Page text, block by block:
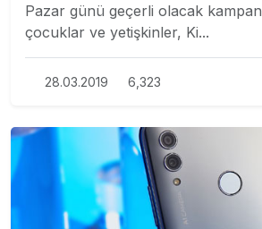
Pazar günü geçerli olacak
çocuklar ve yetişkinler, Ki...
28.03.2019 6,323